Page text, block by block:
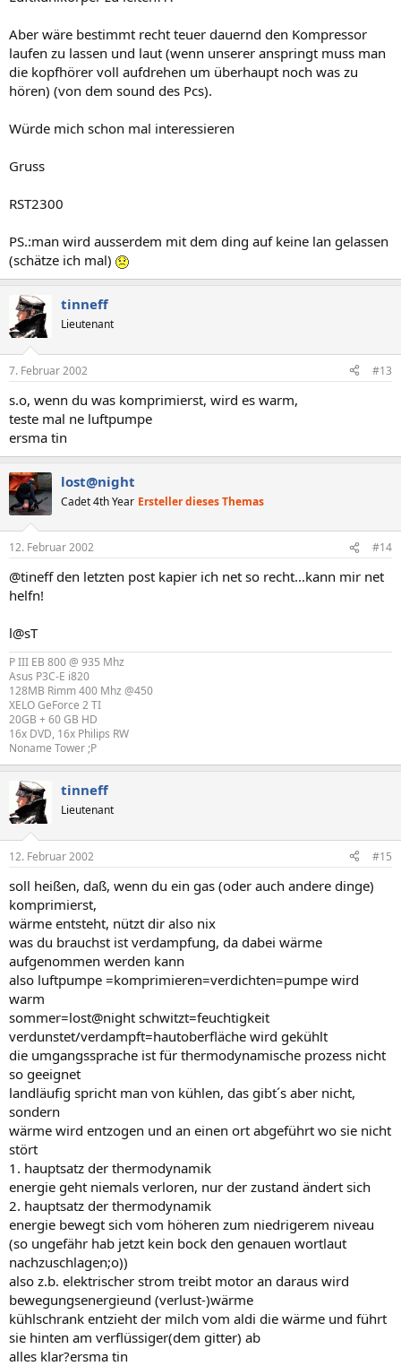
Aber wäre bestimmt recht teuer dauernd den Kompressor
laufen zu lassen und laut (wenn unserer anspringt muss man
die kopfhörer voll aufdrehen um überhaupt noch was zu
hören) (von dem sound des Pcs).
Würde mich schon mal interessieren
Gruss
RST2300
PS.:man wird ausserdem mit dem ding auf keine lan gelassen
(schätze ich mal)
tinneff
Lieutenant
7. Februar 2002 #13
s.o, wenn du was komprimierst, wird es warm,
teste mal ne luftpumpe
ersma tin
lost@night
Cadet 4th Year Ersteller dieses Themas
12. Februar 2002 #14
@tineff den letzten post kapier ich net so recht...kann mir net
helfn!
l@sT
P III EB 800 @ 935 Mhz
Asus P3C-E i820
128MB Rimm 400 Mhz @450
XELO GeForce 2 TI
20GB + 60 GB HD
16x DVD, 16x Philips RW
Noname Tower ;P
tinneff
Lieutenant
12. Februar 2002 #15
soll heißen, daß, wenn du ein gas (oder auch andere dinge)
komprimierst,
wärme entsteht, nützt dir also nix
was du brauchst ist verdampfung, da dabei wärme
aufgenommen werden kann
also luftpumpe =komprimieren=verdichten=pumpe wird
warm
sommer=lost@night schwitzt=feuchtigkeit
verdunstet/verdampft=hautoberfläche wird gekühlt
die umgangssprache ist für thermodynamische prozess nicht
so geeignet
landläufig spricht man von kühlen, das gibt´s aber nicht,
sondern
wärme wird entzogen und an einen ort abgeführt wo sie nicht
stört
1. hauptsatz der thermodynamik
energie geht niemals verloren, nur der zustand ändert sich
2. hauptsatz der thermodynamik
energie bewegt sich vom höheren zum niedrigerem niveau
(so ungefähr hab jetzt kein bock den genauen wortlaut
nachzuschlagen;o))
also z.b. elektrischer strom treibt motor an daraus wird
bewegungsenergieund (verlust-)wärme
kühlschrank entzieht der milch vom aldi die wärme und führt
sie hinten am verflüssiger(dem gitter) ab
alles klar?ersma tin